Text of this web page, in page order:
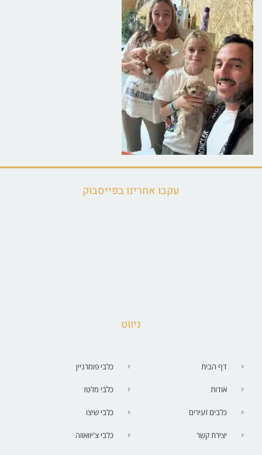
עקבו אחרינו בפייסבוק
ניווט
דף הבית
אודות
כלבים זעירים
יצירת קשר
כלבי פומרניין
כלבי מלטז
כלבי שיצו
כלבי צ'יוואווה